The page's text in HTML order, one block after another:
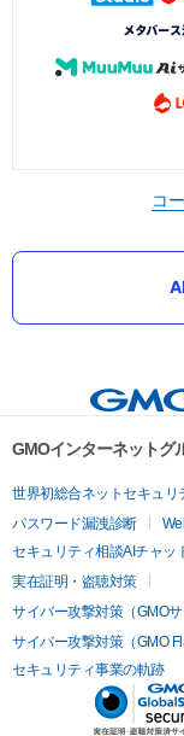
コ
GMOインターネットグ
世界初総合ネットセキュリ
パスワード漏洩診断
セキュリティ相談AIチャッ
実在証明・盗聴対策
サイバー攻撃対策（GMO
サイバー攻撃対策（GMO
セキュリティ事業の軌跡